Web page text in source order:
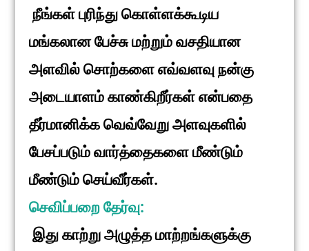
நீங்கள் புரிந்து கொள்ளக்கூடிய
மங்கலான பேச்சு மற்றும் வசதியான
அளவில் சொற்களை எவ்வளவு நன்கு
அடையாளம் காண்கிறீர்கள் என்பதை
தீர்மானிக்க வெவ்வேறு அளவுகளில்
பேசப்படும் வார்த்தைகளை மீண்டும்
மீண்டும் செய்வீர்கள்.
செவிப்பறை தேர்வு:
இது காற்று அழுத்த மாற்றங்களுக்கு